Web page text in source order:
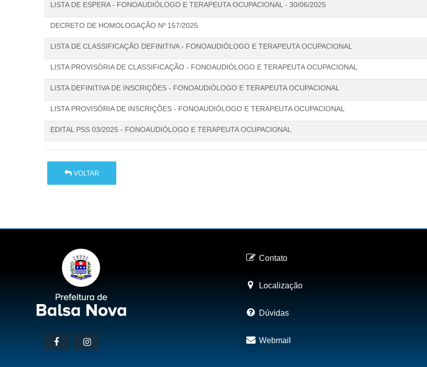
LISTA DE ESPERA - FONOAUDIÓLOGO E TERAPEUTA OCUPACIONAL - 30/06/2025
DECRETO DE HOMOLOGAÇÃO Nº 157/2025
LISTA DE CLASSIFICAÇÃO DEFINITIVA - FONOAUDIÓLOGO E TERAPEUTA OCUPACIONAL
LISTA PROVISÓRIA DE CLASSIFICAÇÃO - FONOAUDIÓLOGO E TERAPEUTA OCUPACIONAL
LISTA DEFINITIVA DE INSCRIÇÕES - FONOAUDIÓLOGO E TERAPEUTA OCUPACIONAL
LISTA PROVISÓRIA DE INSCRIÇÕES - FONOAUDIÓLOGO E TERAPEUTA OCUPACIONAL
EDITAL PSS 03/2025 - FONOAUDIÓLOGO E TERAPEUTA OCUPACIONAL
VOLTAR
Contato
Localização
Dúvidas
Webmail